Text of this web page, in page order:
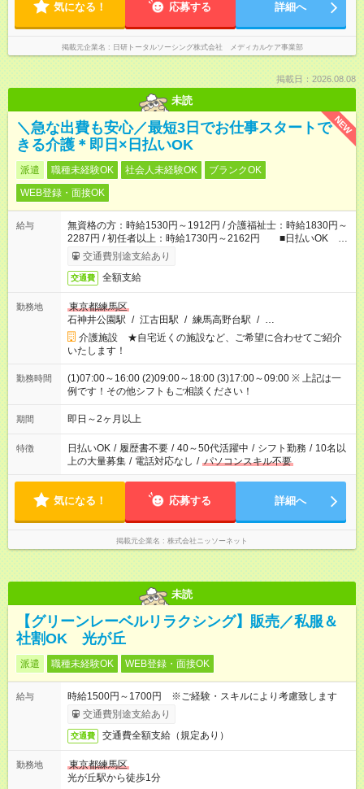
気になる！ 応募する 詳細へ
掲載元企業名 日研トータルソーシング株式会社 メディカルケア事業部
掲載日：2026.08.08
未読
NEW
＼急な出費も安心／最短3日でお仕事スタートで
きる介護＊即日×日払いOK
派遣 職種未経験OK 社会人未経験OK
ブランクOK
WEB登録・面接OK
給与
無資格の方：時給1530円～1912円 / 介護福祉士：時給1830円～
2287円 / 初任者以上：時給1730円～2162円 ■日払いOK ■
日収例：1万2240円（時給1530円×8h）
交通費別途支給あり
交通費 全額支給
勤務地
東京都練馬区
石神井公園駅 / 江古田駅 / 練馬高野台駅 / …
介護施設 ★自宅近くの施設など、ご希望に合わせてご紹介
いたします！
勤務時間
(1)07:00～16:00 (2)09:00～18:00 (3)17:00～09:00 ※ 上記は一
例です！その他シフトもご相談ください！
期間 即日～2ヶ月以上
特徴 日払いOK / 履歴書不要 / 40～50代活躍中 / シフト勤務 / 10名以
上の大量募集 / 電話対応なし / パソコンスキル不要
気になる！ 応募する 詳細へ
掲載元企業名 株式会社ニッソーネット
未読
【グリーンレーベルリラクシング】販売／私服＆
社割OK 光が丘
派遣 職種未経験OK WEB登録・面接OK
給与
時給1500円～1700円 ※ご経験・スキルにより考慮致します
交通費別途支給あり
交通費 交通費全額支給（規定あり）
勤務地
東京都練馬区
光が丘駅から徒歩1分